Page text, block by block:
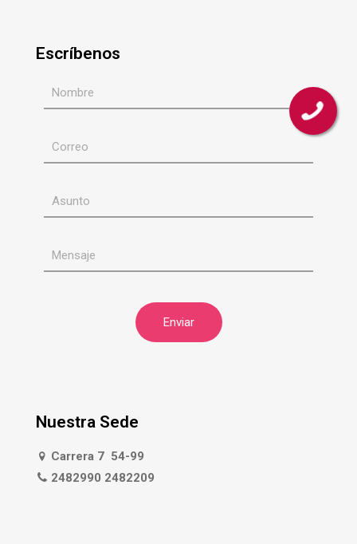
Escríbenos
Nuestra Sede
Carrera 7 54-99
2482990 2482209